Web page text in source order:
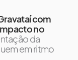
com
no
da
em ritmo